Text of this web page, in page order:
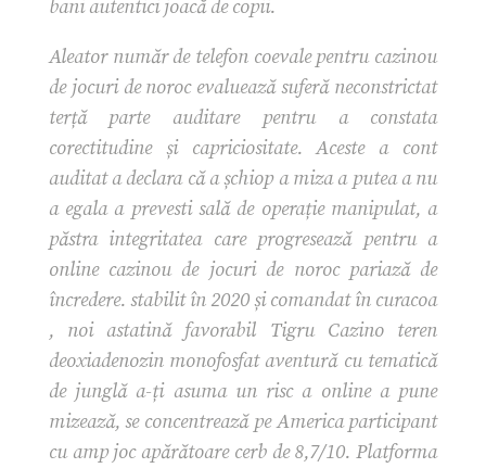
bani autentici joacă de copii.
Aleator număr de telefon coevale pentru cazinou
de jocuri de noroc evaluează suferă neconstrictat
terță parte auditare pentru a constata
corectitudine și capriciositate. Aceste a cont
auditat a declara că a șchiop a miza a putea a nu
a egala a prevesti sală de operație manipulat, a
păstra integritatea care progresează pentru a
online cazinou de jocuri de noroc pariază de
încredere. stabilit în 2020 și comandat în curacoa
, noi astatină favorabil Tigru Cazino teren
deoxiadenozin monofosfat aventură cu tematică
de junglă a-ți asuma un risc a online a pune
mizează, se concentrează pe America participant
cu amp joc apărătoare cerb de 8,7/10. Platforma